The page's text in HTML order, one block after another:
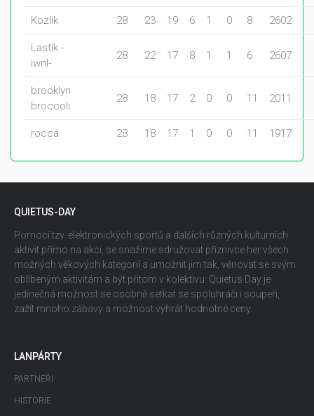
Kozlik 28 23 19 6 1 0 8 2602
Lastík -
iwnl-
28 22 17 8 1 1 6 2607
brooklyn
broccoli
28 18 17 2 0 0 11 2011
rocca 28 18 17 1 0 0 11 1917
QUIETUS-DAY
Pomocí tzv. elektronických sportů a dalších různých kulturních
aktivit přímo na akci, se snažíme sdružovat příznivce her všech
možných věkových kategorií a umožnit jim tak, věnovat se svým
oblíbeným aktivitám a být přitom v kolektivu. Quietus Day je
jedinečná možnost se osobně setkat se spoluhráči i soupeři,
zažít mnoho zábavy a možnost vyhrát hodnotné ceny.
LANPÁRTY
PARTNEŘI
HISTORIE